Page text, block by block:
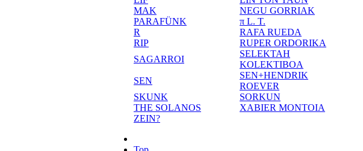
MAK
NEGU GORRIAK
PARAFÜNK
π L. T.
R
RAFA RUEDA
RIP
RUPER ORDORIKA
SAGARROI
SELEKTAH
KOLEKTIBOA
SEN
SEN+HENDRIK
ROEVER
SKUNK
SORKUN
THE SOLANOS
XABIER MONTOIA
ZEIN?